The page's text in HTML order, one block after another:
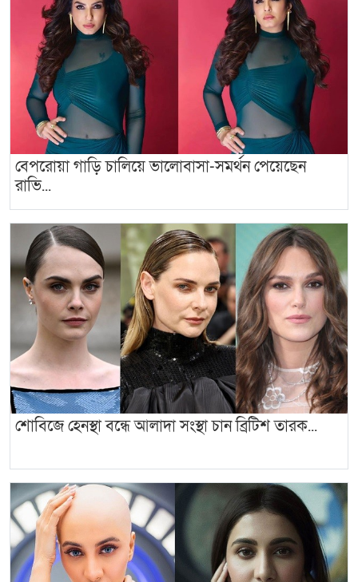
বেপরোয়া গাড়ি চালিয়ে ভালোবাসা-সমর্থন পেয়েছেন
রাভি...
শোবিজে হেনস্থা বন্ধে আলাদা সংস্থা চান ব্রিটিশ তারক...